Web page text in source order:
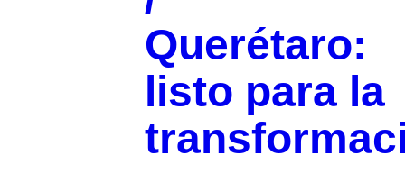
Querétaro:
listo para la